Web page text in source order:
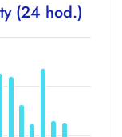
(24 hod.)
Data ranges from